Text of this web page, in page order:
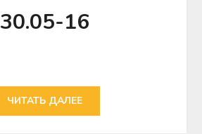
30.05-16
ЧИТАТЬ ДАЛЕЕ